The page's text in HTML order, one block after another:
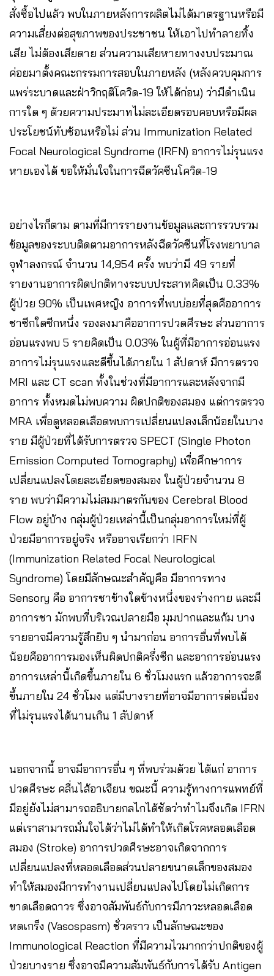
สั่งซื้อไปแล้ว พบในภายหลังการผลิตไม่ได้มาตรฐานหรือมี
ความเสี่ยงต่อสุขภาพของประชาชน ให้เอาไปทำลายทิ้ง
เสีย ไม่ต้องเสียดาย ส่วนความเสียหายทางงบประมาณ
ค่อยมาตั้งคณะกรรมการสอบในภายหลัง (หลังควบคุมการ
แพร่ระบาดและฝ่าวิกฤติโควิด-19 ให้ได้ก่อน) ว่ามีดำเนิน
การใด ๆ ด้วยความประมาทไม่ละเอียดรอบคอบหรือมีผล
ประโยชน์ทับซ้อนหรือไม่ ส่วน Immunization Related
Focal Neurological Syndrome (IRFN) อาการไม่รุนแรง
หายเองได้ ขอให้มั่นใจในการฉีดวัคซีนโควิด-19
อย่างไรก็ตาม ตามที่มีการรายงานข้อมูลและการรวบรวม
ข้อมูลของระบบติดตามอาการหลังฉีดวัคซีนที่โรงพยาบาล
จุฬาลงกรณ์ จำนวน 14,954 ครั้ง พบว่ามี 49 รายที่
รายงานอาการผิดปกติทางระบบประสาทคิดเป็น 0.33%
ผู้ป่วย 90% เป็นเพศหญิง อาการที่พบบ่อยที่สุดคืออาการ
ชาซีกใดซีกหนึ่ง รองลงมาคืออาการปวดศีรษะ ส่วนอาการ
อ่อนแรงพบ 5 รายคิดเป็น 0.03% ในผู้ที่มีอาการอ่อนแรง
อาการไม่รุนแรงและดีขึ้นได้ภายใน 1 สัปดาห์ มีการตรวจ
MRI และ CT scan ทั้งในช่วงที่มีอาการและหลังจากมี
อาการ ทั้งหมดไม่พบความ ผิดปกติของสมอง แต่การตรวจ
MRA เพื่อดูหลอดเลือดพบการเปลี่ยนแปลงเล็กน้อยในบาง
ราย มีผู้ป่วยที่ได้รับการตรวจ SPECT (Single Photon
Emission Computed Tomography) เพื่อศึกษาการ
เปลี่ยนแปลงโดยละเอียดของสมอง ในผู้ป่วยจำนวน 8
ราย พบว่ามีความไม่สมมาตรกันของ Cerebral Blood
Flow อยู่บ้าง กลุ่มผู้ป่วยเหล่านี้เป็นกลุ่มอาการใหม่ที่ผู้
ป่วยมีอาการอยู่จริง หรืออาจเรียกว่า IRFN
(Immunization Related Focal Neurological
Syndrome) โดยมีลักษณะสำคัญคือ มีอาการทาง
Sensory คือ อาการชาข้างใดข้างหนึ่งของร่างกาย และมี
อาการชา มักพบที่บริเวณปลายมือ มุมปากและแก้ม บาง
รายอาจมีความรู้สึกยิบ ๆ นำมาก่อน อาการอื่นที่พบได้
น้อยคืออาการมองเห็นผิดปกติครึ่งซีก และอาการอ่อนแรง
อาการเหล่านี้เกิดขึ้นภายใน 6 ชั่วโมงแรก แล้วอาการจะดี
ขึ้นภายใน 24 ชั่วโมง แต่มีบางรายที่อาจมีอาการต่อเนื่อง
ที่ไม่รุนแรงได้นานเกิน 1 สัปดาห์
นอกจากนี้ อาจมีอาการอื่น ๆ ที่พบร่วมด้วย ได้แก่ อาการ
ปวดศีรษะ คลื่นไส้อาเจียน ขณะนี้ ความรู้ทางการแพทย์ที่
มีอยู่ยังไม่สามารถอธิบายกลไกได้ชัดว่าทำไมจึงเกิด IFRN
แต่เราสามารถมั่นใจได้ว่าไม่ได้ทำให้เกิดโรคหลอดเลือด
สมอง (Stroke) อาการปวดศีรษะอาจเกิดจากการ
เปลี่ยนแปลงที่หลอดเลือดส่วนปลายขนาดเล็กของสมอง
ทำให้สมองมีการทำงานเปลี่ยนแปลงไปโดยไม่เกิดการ
ขาดเลือดถาวร ซึ่งอาจสัมพันธ์กับการมีภาวะหลอดเลือด
หดเกร็ง (Vasospasm) ชั่วคราว เป็นลักษณะของ
Immunological Reaction ที่มีความไวมากกว่าปกติของผู้
ป่วยบางราย ซึ่งอาจมีความสัมพันธ์กับการได้รับ Antigen